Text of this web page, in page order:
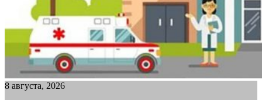
8 августа, 2026